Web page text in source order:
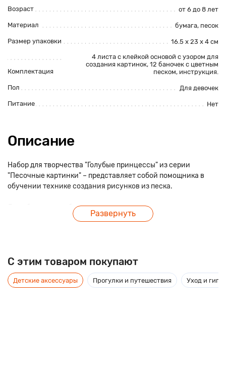
Возраст от 6 до 8 лет
Материал бумага, песок
Размер упаковки 16.5 х 23 х 4 см
Комплектация
4 листа с клейкой основой с узором для
создания картинок, 12 баночек с цветным
песком, инструкция.
Пол Для девочек
Питание Нет
Описание
Набор для творчества "Голубые принцессы" из серии
"Песочные картинки" – представляет собой помощника в
обучении технике создания рисунков из песка.
Для облегчения обучения юных художников, картинки в
наборе изготовлены в виде трафарета с клейкой основой –
детской фантазии и помогут украсить прекрасных принцесс
во все цвета радуги.
Развернуть
C этим товаром покупают
Детские аксессуары Прогулки и путешествия Уход и